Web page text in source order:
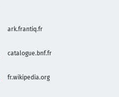
ark.frantiq.fr
catalogue.bnf.fr
fr.wikipedia.org